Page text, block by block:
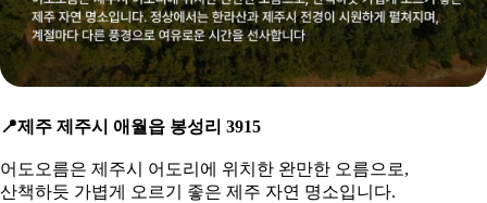
📍제주 제주시 애월읍 봉성리 3915
어도오름은 제주시 어도리에 위치한 완만한 오름으로,
산책하듯 가볍게 오르기 좋은 제주 자연 명소입니다.